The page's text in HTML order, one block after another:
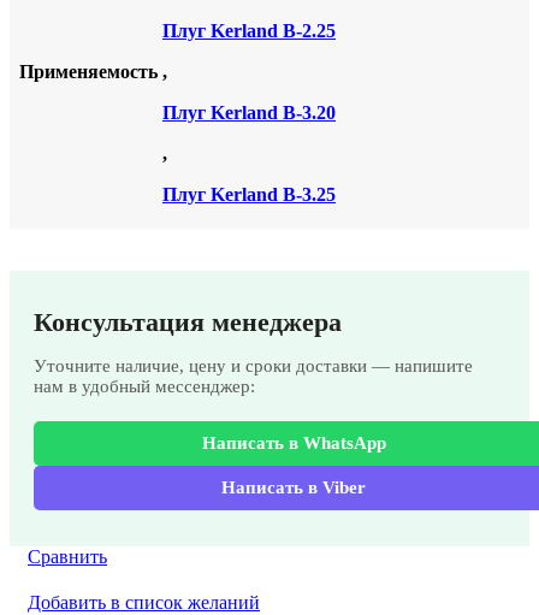
Применяемость
Плуг Kerland B-2.25
,
Плуг Kerland B-3.20
,
Плуг Kerland B-3.25
Консультация менеджера
Уточните наличие, цену и сроки доставки — напишите
нам в удобный мессенджер:
Написать в WhatsApp
Написать в Viber
Сравнить
Добавить в список желаний